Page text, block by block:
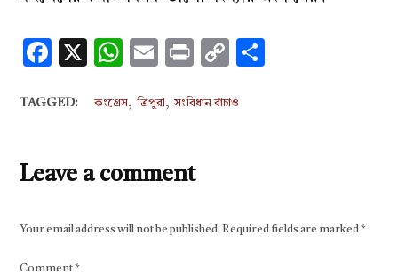
Facebook
X WhatsApp
EmailPrintCopy
TAGGED: কংগ্রেস,ত্রিপুরা ,সংবিধান বাঁচাও
Leave a comment
Your email address will not be published. Required fields are marked*
Comment*